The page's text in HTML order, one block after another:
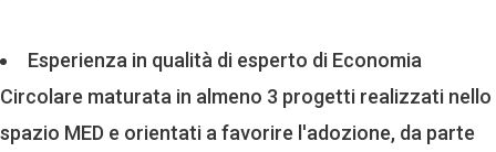
Esperienza in qualità di esperto di Economia
Circolare maturata in almeno 3 progetti realizzati nello
spazio MED e orientati a favorire l'adozione, da parte